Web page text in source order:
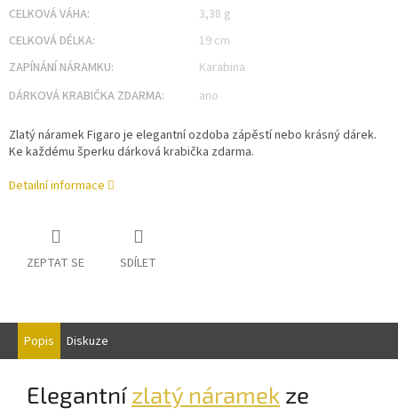
CELKOVÁ VÁHA:
3,38 g
CELKOVÁ DÉLKA:
19 cm
ZAPÍNÁNÍ NÁRAMKU:
Karabina
DÁRKOVÁ KRABIČKA ZDARMA: ano
Zlatý náramek Figaro je elegantní ozdoba zápěstí nebo krásný dárek.
Ke každému šperku dárková krabička zdarma.
Detailní informace
ZEPTAT SE SDÍLET
Popis Diskuze
Elegantnízlatý náramek ze